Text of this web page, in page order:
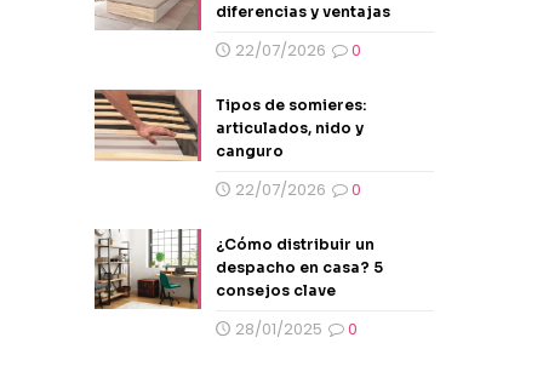
diferencias y ventajas
22/07/2026 0
Tipos de somieres:
articulados, nido y
canguro
22/07/2026 0
¿Cómo distribuir un
despacho en casa? 5
consejos clave
28/01/2025 0